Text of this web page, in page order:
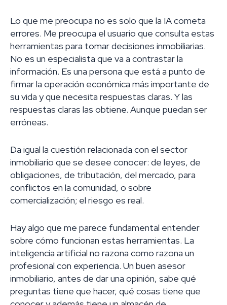
Lo que me preocupa no es solo que la IA cometa
errores. Me preocupa el usuario que consulta estas
herramientas para tomar decisiones inmobiliarias.
No es un especialista que va a contrastar la
información. Es una persona que está a punto de
firmar la operación económica más importante de
su vida y que necesita respuestas claras. Y las
respuestas claras las obtiene. Aunque puedan ser
erróneas.
Da igual la cuestión relacionada con el sector
inmobiliario que se desee conocer: de leyes, de
obligaciones, de tributación, del mercado, para
conflictos en la comunidad, o sobre
comercialización; el riesgo es real.
Hay algo que me parece fundamental entender
sobre cómo funcionan estas herramientas. La
inteligencia artificial no razona como razona un
profesional con experiencia. Un buen asesor
inmobiliario, antes de dar una opinión, sabe qué
preguntas tiene que hacer, qué cosas tiene que